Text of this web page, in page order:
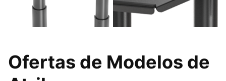
Ofertas de Modelos de